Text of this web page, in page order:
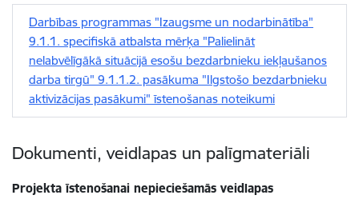
Darbības programmas "Izaugsme un nodarbinātība"
9.1.1. specifiskā atbalsta mērķa "Palielināt
nelabvēlīgākā situācijā esošu bezdarbnieku iekļaušanos
darba tirgū" 9.1.1.2. pasākuma "Ilgstošo bezdarbnieku
aktivizācijas pasākumi" īstenošanas noteikumi
Dokumenti, veidlapas un palīgmateriāli
Projekta īstenošanai nepieciešamās veidlapas